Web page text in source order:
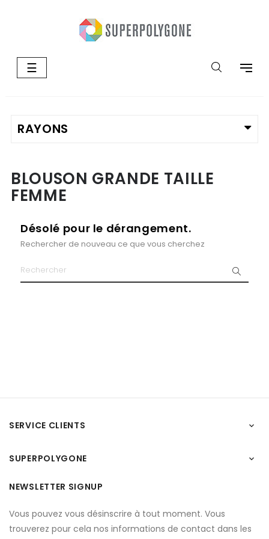
Basculer
la
☰
BLOUSON GRANDE TAILLE
FEMME
Désolé pour le dérangement.
Rechercher de nouveau ce que vous cherchez
SERVICE CLIENTS 
SUPERPOLYGONE 
NEWSLETTER SIGNUP
Vous pouvez vous désinscrire à tout moment. Vous
trouverez pour cela nos informations de contact dans les